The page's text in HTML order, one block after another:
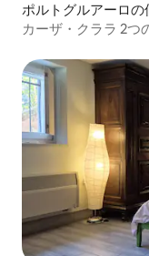
ポルトグルアーロの
カーザ・クララ 2つ